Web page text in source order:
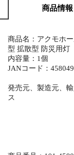
商品情報
商品名：アクモホ
型 拡散型 防災用灯
内容量：1個
JANコード：
発売元、製造元、
ス